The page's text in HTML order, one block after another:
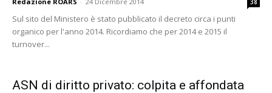
38
Sul sito del Ministero è stato pubblicato il decreto circa i punti
organico per l'anno 2014. Ricordiamo che per 2014 e 2015 il
turnover...
ASN di diritto privato: colpita e affondata